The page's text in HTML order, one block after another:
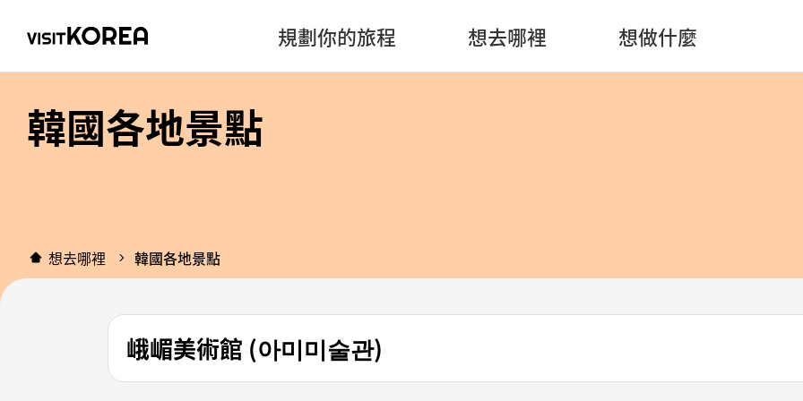
規劃你的旅程 想去哪裡 想做什麼
韓國各地景點
想去哪裡 韓國各地景點
峨嵋美術館 (아미미술관)